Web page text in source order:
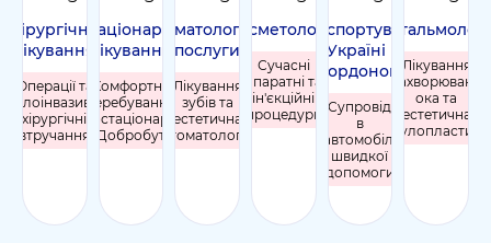
Хірургічне
лікування
Операції та
малоінвазивні
хірургічні
втручання
Стаціонарне
лікування
Комфортне
перебування
в стаціонарі
Добробут
Стоматологічні
послуги
Лікування
зубів та
естетична
стоматологія
Косметологія
Сучасні
апаратні та
ін'єкційні
процедури
Транспортування
по Україні і за
кордоном
Супровід
в
автомобілі
швидкої
допомоги
Лікування
захворювань
ока та
естетична
окулопластика